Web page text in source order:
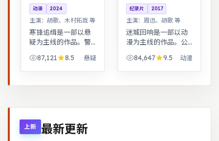
动漫 2024
主演： 胡歌、木村拓哉 等
寒锋追缉是一部以悬
疑为主线的作品。警
突出，节奏紧凑，场
面调度成熟。女性视
87,121 8.5 悬疑
纪录片 2017
主演： 周迅、胡歌 等
迷城回响是一部以动
漫为主线的作品。公
遇，配乐与风景共同
构成情绪主线。家庭
84,647 9.5 动漫
上新 最新更新